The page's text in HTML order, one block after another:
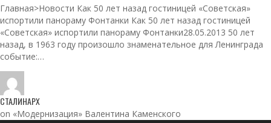
Главная>Новости Как 50 лет назад гостиницей «Советская»
испортили панораму Фонтанки Как 50 лет назад гостиницей
«Советская» испортили панораму Фонтанки28.05.2013 50 лет
назад, в 1963 году произошло знаменательное для Ленинграда
событие:…
СТАЛИНАРХ
on «Модернизация» Валентина Каменского